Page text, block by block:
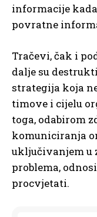
informacije
povratne
Tračevi, čak i
dalje su
strategija koja
timove i cijelu
toga, odabirom
komuniciranja
uključivanjem u
problema,
procvjetati.